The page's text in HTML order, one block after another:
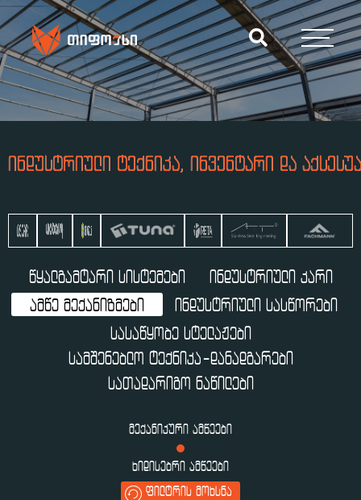
ᲘᲜᲓᲣᲡᲢᲠᲘᲣᲚᲘ ᲢᲔᲥᲜᲘᲙᲐ, ᲘᲜᲕᲔᲜᲢᲐᲠᲘ ᲓᲐ
ᲬᲧᲐᲚᲒᲐᲛᲢᲐᲠᲘ ᲡᲘᲡᲢᲔᲛᲔᲑᲘ
ᲘᲜᲓᲣᲡᲢᲠᲘᲣᲚᲘ ᲙᲐᲠᲘ
ᲐᲛᲬᲔ ᲛᲔᲥᲐᲜᲘᲖᲛᲔᲑᲘ
ᲘᲜᲓᲣᲡᲢᲠᲘᲣᲚᲘ ᲡᲐᲡᲬᲝᲠᲔᲑᲘ
ᲡᲐᲡᲐᲬᲧᲝᲑᲔ ᲡᲢᲔᲚᲐᲟᲔᲑᲘ
ᲡᲐᲛᲨᲔᲜᲔᲑᲚᲝ ᲢᲔᲥᲜᲘᲙᲐ-ᲓᲐᲜᲐᲓᲒᲐᲠᲔᲑᲘ
ᲡᲐᲗᲐᲓᲐᲠᲘᲒᲝ ᲜᲐᲬᲘᲚᲔᲑᲘ
ᲛᲔᲥᲐᲜᲘᲙᲣᲠᲘ ᲐᲛᲬᲔᲔᲑᲘ
ᲮᲘᲓᲘᲡᲔᲑᲠᲘ ᲐᲛᲬᲔᲔᲑᲘ
ᲤᲘᲚᲢᲠᲘᲡ ᲛᲝᲮᲡᲜᲐ